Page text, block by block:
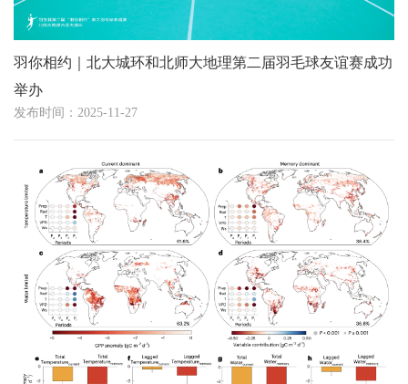
羽你相约｜北大城环和北师大地理第二届羽毛球友谊赛成功
举办
发布时间：2025-11-27